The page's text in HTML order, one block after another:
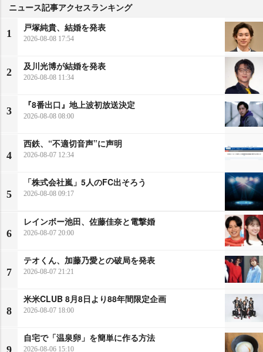
ニュース記事アクセスランキング
1
戸塚純貴、結婚を発表
2026-08-08 17:54
2
及川光博が結婚を発表
2026-08-08 11:34
3
『8番出口』地上波初放送決定
2026-08-08 08:00
4
西鉄、“不適切音声”に声明
2026-08-07 12:34
5
「株式会社嵐」5人のFC出そろう
2026-08-08 09:17
6
レインボー池田、佐藤佳奈と電撃婚
2026-08-07 20:00
7
テオくん、加藤乃愛との破局を発表
2026-08-07 21:21
8
米米CLUB 8月8日より88年間限定企画
2026-08-07 18:00
9
自宅で「温泉卵」を簡単に作る方法
2026-08-06 15:10